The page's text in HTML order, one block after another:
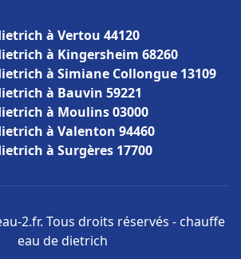
à Vertou 44120
à Kingersheim 68260
à Simiane Collongue 13109
à Bauvin 59221
à Moulins 03000
à Valenton 94460
à Surgères 17700
2.fr. Tous droits réservés - chauffe
eau de dietrich